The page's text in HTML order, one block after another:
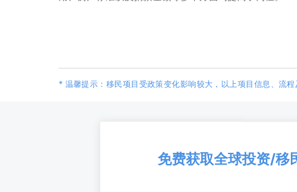
* 温馨提示：移民项目受政策变化影响较大，以上项目信息、流程
免费获取全球投资/移